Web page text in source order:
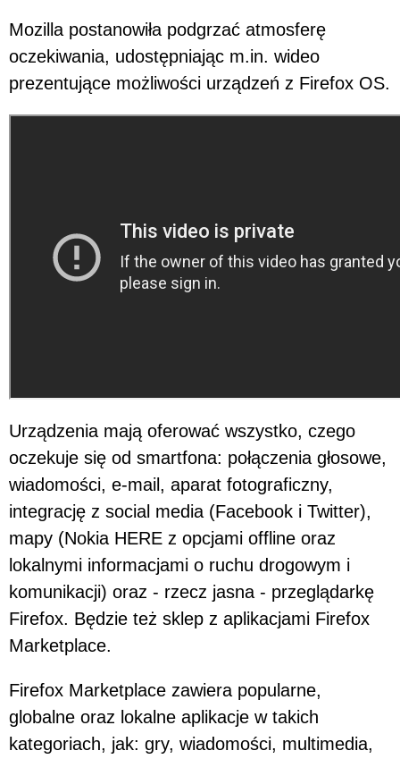
Mozilla postanowiła podgrzać atmosferę
oczekiwania, udostępniając m.in. wideo
prezentujące możliwości urządzeń z Firefox OS.
Urządzenia mają oferować wszystko, czego
oczekuje się od smartfona: połączenia głosowe,
wiadomości, e-mail, aparat fotograficzny,
integrację z social media (Facebook i Twitter),
mapy (Nokia HERE z opcjami offline oraz
lokalnymi informacjami o ruchu drogowym i
komunikacji) oraz - rzecz jasna - przeglądarkę
Firefox. Będzie też sklep z aplikacjami Firefox
Marketplace.
Firefox Marketplace zawiera popularne,
globalne oraz lokalne aplikacje w takich
kategoriach, jak: gry, wiadomości, multimedia,